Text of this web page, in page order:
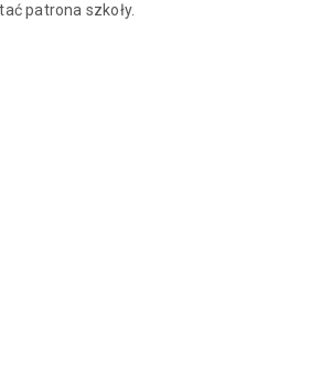
patrona szkoły.